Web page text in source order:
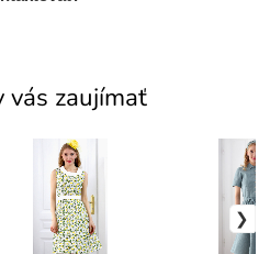
vás zaujímať